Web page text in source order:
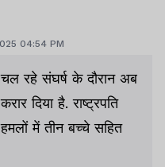
04:54 PM
रहे संघर्ष के दौरान अब
दिया है. राष्ट्रपति
में तीन बच्चे सहित